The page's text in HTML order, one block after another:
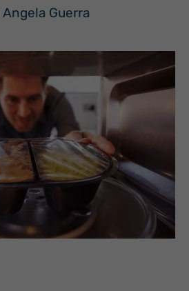
Angela Guerra